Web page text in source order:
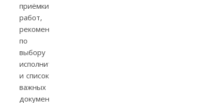
приёмки
работ,
рекомендации
по
выбору
исполнителей
и список
важных
документов.